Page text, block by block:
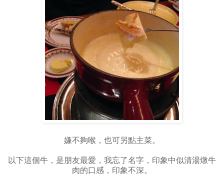
嫌不夠喉，也可另點主菜。
以下這個牛，是朋友最愛，我忘了名字，印象中似清湯燉牛
肉的口感，印象不深。